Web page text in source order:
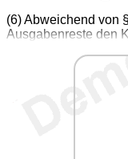
(6) Abweichend von
Ausgabenreste den